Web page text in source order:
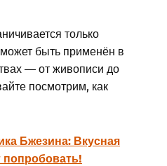
только
быть применён в
— от живописи до
посмотрим, как
Бжезина: Вкусная
попробовать!